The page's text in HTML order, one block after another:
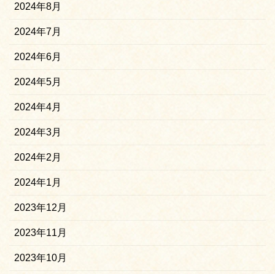
2024年8月
2024年7月
2024年6月
2024年5月
2024年4月
2024年3月
2024年2月
2024年1月
2023年12月
2023年11月
2023年10月